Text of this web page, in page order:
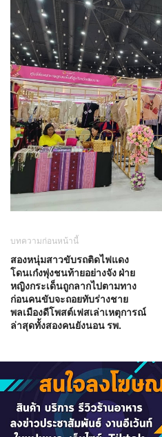
บทความก่อนหน้านี้
สองหนุ่มสาวขับรถติดไฟแดง
โดนเก๋งพุ่งชนท้ายอย่างจัง ฝ่าย
หญิงกระเด็นถูกลากไปตามทาง
ก่อนคนขับจะถอยทับร่างชาย
พลเมืองดีโพสต์เฟสเล่าเหตุการณ์
ล่าสุดทั้งสองคนยังนอน รพ.